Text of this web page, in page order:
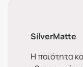
SilverMatte
Η ποιότητα